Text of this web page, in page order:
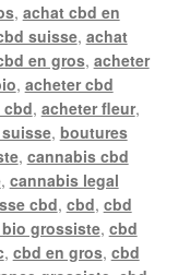
, achat cbd en
suisse, achat
en gros, acheter
, acheter cbd
cbd, acheter fleur,
, boutures
, cannabis cbd
, cannabis legal
cbd, cbd, cbd
grossiste, cbd
, cbd en gros, cbd